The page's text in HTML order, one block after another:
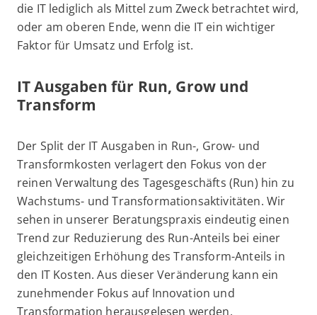
die IT lediglich als Mittel zum Zweck betrachtet wird,
oder am oberen Ende, wenn die IT ein wichtiger
Faktor für Umsatz und Erfolg ist.
IT Ausgaben für Run, Grow und
Transform
Der Split der IT Ausgaben in Run-, Grow- und
Transformkosten verlagert den Fokus von der
reinen Verwaltung des Tagesgeschäfts (Run) hin zu
Wachstums- und Transformationsaktivitäten. Wir
sehen in unserer Beratungspraxis eindeutig einen
Trend zur Reduzierung des Run-Anteils bei einer
gleichzeitigen Erhöhung des Transform-Anteils in
den IT Kosten. Aus dieser Veränderung kann ein
zunehmender Fokus auf Innovation und
Transformation herausgelesen werden.